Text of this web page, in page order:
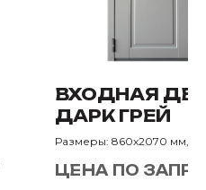
ВХОДНАЯ
ДАРК ГРЕЙ
Размеры: 860х2070 мм,
Назначение: В квартиру
ЦЕНА ПО